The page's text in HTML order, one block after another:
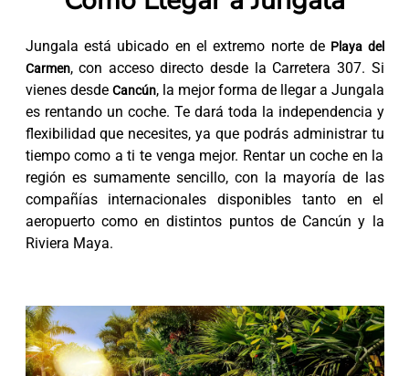
Jungala está ubicado en el extremo norte de Playa del
Carmen, con acceso directo desde la Carretera 307. Si
vienes desde Cancún, la mejor forma de llegar a Jungala
es rentando un coche. Te dará toda la independencia y
flexibilidad que necesites, ya que podrás administrar tu
tiempo como a ti te venga mejor. Rentar un coche en la
región es sumamente sencillo, con la mayoría de las
compañías internacionales disponibles tanto en el
aeropuerto como en distintos puntos de Cancún y la
Riviera Maya.